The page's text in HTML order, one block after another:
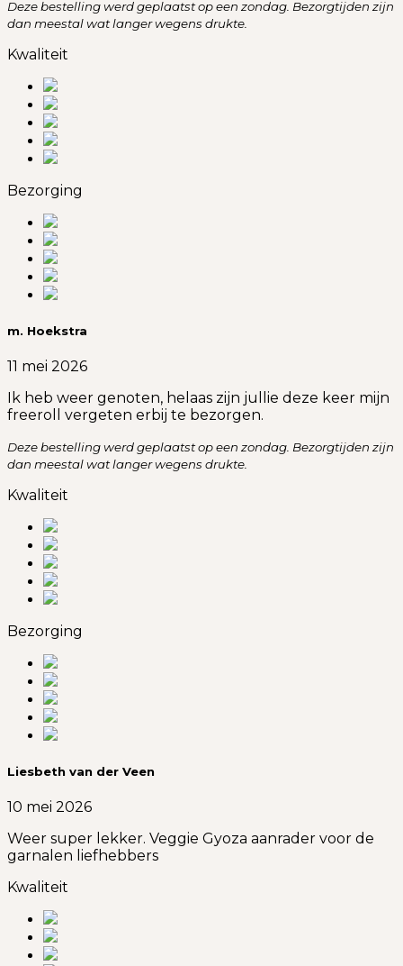
Deze bestelling werd geplaatst op een zondag. Bezorgtijden zijn
dan meestal wat langer wegens drukte.
Kwaliteit
Bezorging
m. Hoekstra
11 mei 2026
Ik heb weer genoten, helaas zijn jullie deze keer mijn
freeroll vergeten erbij te bezorgen.
Deze bestelling werd geplaatst op een zondag. Bezorgtijden zijn
dan meestal wat langer wegens drukte.
Kwaliteit
Bezorging
Liesbeth van der Veen
10 mei 2026
Weer super lekker. Veggie Gyoza aanrader voor de
garnalen liefhebbers
Kwaliteit